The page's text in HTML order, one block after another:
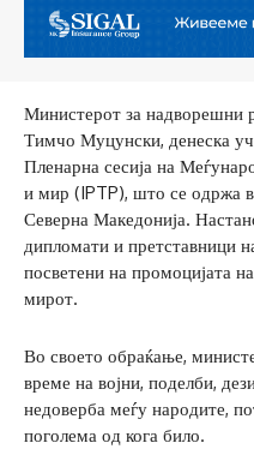
Министерот за надворешни
Тимчо Муцунски, денеска
Пленарна сесија на
и мир (IPTP), што се одржа
Северна Македонија.
дипломати и претставници
посветени на промоцијата
мирот.
Во своето обраќање,
време на војни, поделби,
недоверба меѓу народите,
поголема од кога било.